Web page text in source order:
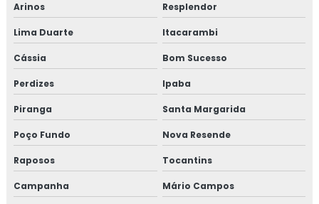
Arinos Resplendor
Lima Duarte Itacarambi
Cássia Bom Sucesso
Perdizes Ipaba
Piranga Santa Margarida
Poço Fundo Nova Resende
Raposos Tocantins
Campanha Mário Campos